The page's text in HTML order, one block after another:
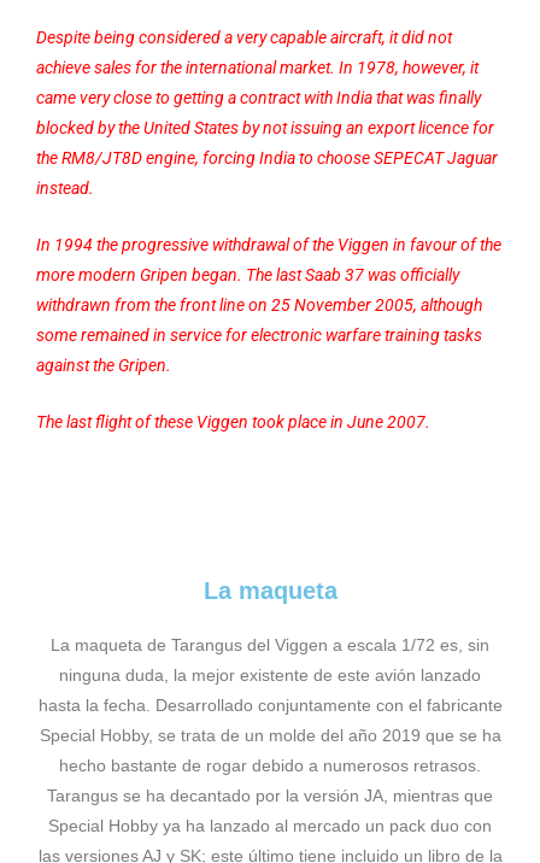
Despite being considered a very capable aircraft, it did not
achieve sales for the international market. In 1978, however, it
came very close to getting a contract with India that was finally
blocked by the United States by not issuing an export licence for
the RM8/JT8D engine, forcing India to choose SEPECAT Jaguar
instead.
In 1994 the progressive withdrawal of the Viggen in favour of the
more modern Gripen began. The last Saab 37 was officially
withdrawn from the front line on 25 November 2005, although
some remained in service for electronic warfare training tasks
against the Gripen.
The last flight of these Viggen took place in June 2007.
La maqueta
La maqueta de Tarangus del Viggen a escala 1/72 es, sin
ninguna duda, la mejor existente de este avión lanzado
hasta la fecha. Desarrollado conjuntamente con el fabricante
Special Hobby, se trata de un molde del año 2019 que se ha
hecho bastante de rogar debido a numerosos retrasos.
Tarangus se ha decantado por la versión JA, mientras que
Special Hobby ya ha lanzado al mercado un pack duo con
las versiones AJ y SK; este último tiene incluido un libro de la